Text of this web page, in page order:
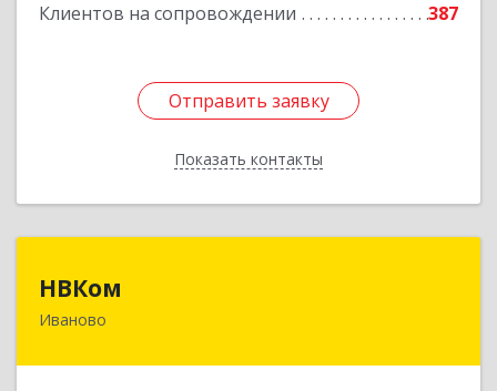
Клиентов на сопровождении 387
Отправить заявку
Показать контакты
Отправить заявку
Назад
НВКом
Иваново
153000, Ивановская обл, Иваново г, Аптечный